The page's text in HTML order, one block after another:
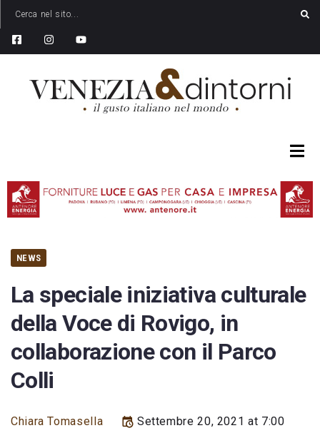
NEWS
La speciale iniziativa culturale
della Voce di Rovigo, in
collaborazione con il Parco
Colli
Chiara Tomasella Settembre 20, 2021 at 7:00